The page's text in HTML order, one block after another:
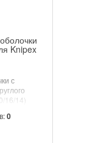
Knipex
с
16/14)
0